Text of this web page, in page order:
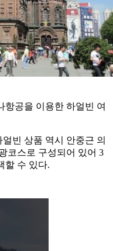
항공을 이용한 하얼빈 여
빈 상품 역시 안중근 의
코스로 구성되어 있어 3
할 수 있다.